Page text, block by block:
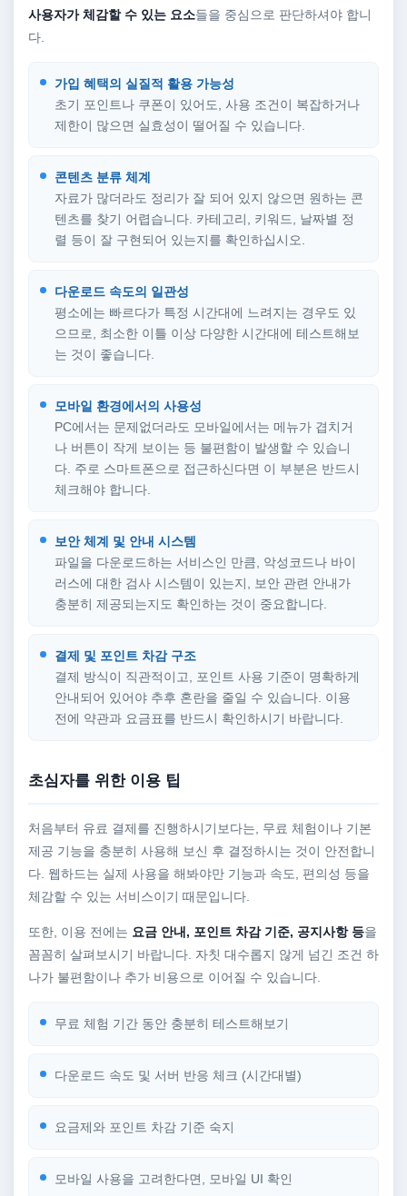
사용자가 체감할 수 있는 요소들을 중심으로 판단하셔야 합니
다.
가입 혜택의 실질적 활용 가능성
초기 포인트나 쿠폰이 있어도, 사용 조건이 복잡하거나
제한이 많으면 실효성이 떨어질 수 있습니다.
콘텐츠 분류 체계
자료가 많더라도 정리가 잘 되어 있지 않으면 원하는 콘
텐츠를 찾기 어렵습니다. 카테고리, 키워드, 날짜별 정
렬 등이 잘 구현되어 있는지를 확인하십시오.
다운로드 속도의 일관성
평소에는 빠르다가 특정 시간대에 느려지는 경우도 있
으므로, 최소한 이틀 이상 다양한 시간대에 테스트해보
는 것이 좋습니다.
모바일 환경에서의 사용성
PC에서는 문제없더라도 모바일에서는 메뉴가 겹치거
나 버튼이 작게 보이는 등 불편함이 발생할 수 있습니
다. 주로 스마트폰으로 접근하신다면 이 부분은 반드시
체크해야 합니다.
보안 체계 및 안내 시스템
파일을 다운로드하는 서비스인 만큼, 악성코드나 바이
러스에 대한 검사 시스템이 있는지, 보안 관련 안내가
충분히 제공되는지도 확인하는 것이 중요합니다.
결제 및 포인트 차감 구조
결제 방식이 직관적이고, 포인트 사용 기준이 명확하게
안내되어 있어야 추후 혼란을 줄일 수 있습니다. 이용
전에 약관과 요금표를 반드시 확인하시기 바랍니다.
초심자를 위한 이용 팁
처음부터 유료 결제를 진행하시기보다는, 무료 체험이나 기본
제공 기능을 충분히 사용해 보신 후 결정하시는 것이 안전합니
다. 웹하드는 실제 사용을 해봐야만 기능과 속도, 편의성 등을
체감할 수 있는 서비스이기 때문입니다.
또한, 이용 전에는 요금 안내, 포인트 차감 기준, 공지사항 등을
꼼꼼히 살펴보시기 바랍니다. 자칫 대수롭지 않게 넘긴 조건 하
나가 불편함이나 추가 비용으로 이어질 수 있습니다.
무료 체험 기간 동안 충분히 테스트해보기
다운로드 속도 및 서버 반응 체크 (시간대별)
요금제와 포인트 차감 기준 숙지
모바일 사용을 고려한다면, 모바일 UI 확인